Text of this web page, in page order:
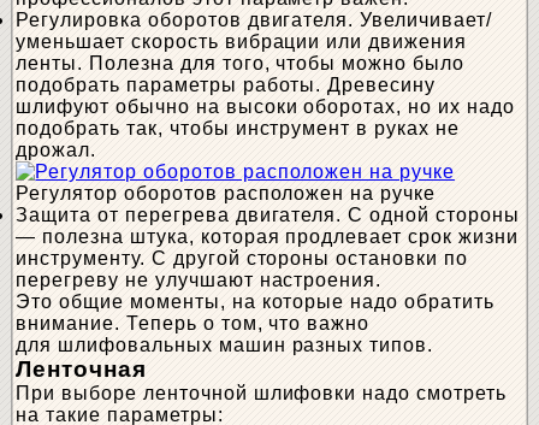
Регулировка оборотов двигателя. Увеличивает/
уменьшает скорость вибрации или движения
ленты. Полезна для того, чтобы можно было
подобрать параметры работы. Древесину
шлифуют обычно на высоки оборотах, но их надо
подобрать так, чтобы инструмент в руках не
дрожал.
Регулятор оборотов расположен на ручке
Защита от перегрева двигателя. С одной стороны
— полезна штука, которая продлевает срок жизни
инструменту. С другой стороны остановки по
перегреву не улучшают настроения.
Это общие моменты, на которые надо обратить
внимание. Теперь о том, что важно
для шлифовальных машин разных типов.
Ленточная
При выборе ленточной шлифовки надо смотреть
на такие параметры: